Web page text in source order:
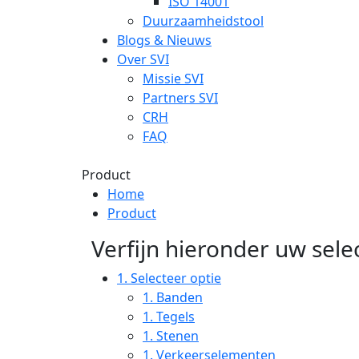
Duurzaamheidstool
Blogs & Nieuws
Over SVI
Missie SVI
Partners SVI
CRH
FAQ
Product
Home
Product
Verfijn hieronder uw
1. Selecteer optie
1. Banden
1. Tegels
1. Stenen
1. Verkeerselementen